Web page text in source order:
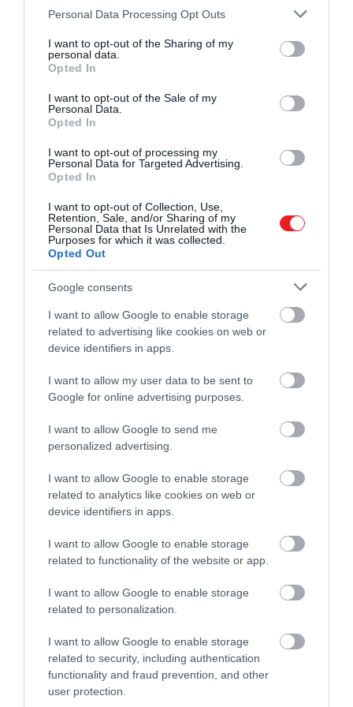
Please note that this website/app uses one or more Google
not limited to your visit or usage behaviour. You may click to
grant or deny consent to Google and its third-party tags to
use your data for below specified purposes in below Google
consent section.
Personal Data Processing Opt Outs
I want to opt-out of the Sharing of my
personal data.
Opted In
I want to opt-out of the Sale of my
Personal Data.
Opted In
I want to opt-out of processing my
Personal Data for Targeted Advertising.
Opted In
I want to opt-out of Collection, Use,
Retention, Sale, and/or Sharing of my
Personal Data that Is Unrelated with the
Purposes for which it was collected.
Opted Out
Google consents
I want to allow Google to enable storage
related to advertising like cookies on web or
device identifiers in apps.
I want to allow my user data to be sent to
Google for online advertising purposes.
I want to allow Google to send me
personalized advertising.
I want to allow Google to enable storage
related to analytics like cookies on web or
device identifiers in apps.
I want to allow Google to enable storage
related to functionality of the website or app.
I want to allow Google to enable storage
related to personalization.
I want to allow Google to enable storage
related to security, including authentication
functionality and fraud prevention, and other
user protection.
hamarosan érkezőA csütörtöki nyomozóklubcímű
beszélt aSagamagazinnak adott interjúban, írja az
Entertainment Weekly
Feminista vagyok, de James Bondnak
férfinak kell lennie. Egyszerűen nem lehet
Bondnak kell lennie, különben már valami
másról beszélünk.
Ha tovább olvasnál:
nagyon béna James Bond lenne
kiléte már ismert: ahogy arról korábban
beszámoltunk, az Amazon MGM júniusban
jelentette be, hogyDenis Villeneuve
rendezi a
következő Bond-filmet.Villeneuve-öt
társaságból választotta ki a következő, szám szerint
26. 007-es kémfilm két producere,Amy
PascalésDavid Heyman
tartották még számon
Edward Berger
Nyugaton
a helyzet változatlan, Konklávé),Edgar Wright
Nolan t (Westworld) ésPaul Kinget (Paddington
filmek) is. A most 57 éves Villeneuve gyerekkora
-fanatikus, így egyedi rendezői
látásmódja mellett ezt is figyelembe vette Pascal és
Heyman.